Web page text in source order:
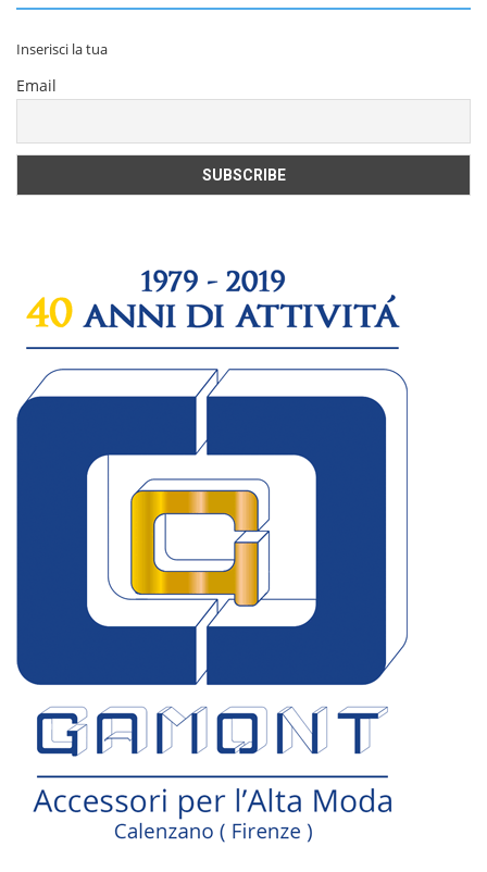
Inserisci la tua
Email